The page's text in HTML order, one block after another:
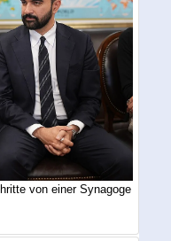
von einer Synagoge